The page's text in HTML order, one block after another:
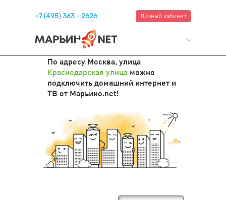
+7 (495) 363 - 2626 Личный кабинет
По адресу Москва, улица
Краснодарская улица можно
подключить домашний интернет и
ТВ от Марьино.net!